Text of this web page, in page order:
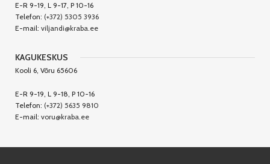
E-R 9-19, L 9-17, P 10-16
Telefon: (+372) 5305 3936
E-mail: viljandi@kraba.ee
KAGUKESKUS
Kooli 6, Võru 65606
E-R 9-19, L 9-18, P 10-16
Telefon: (+372) 5635 9810
E-mail: voru@kraba.ee